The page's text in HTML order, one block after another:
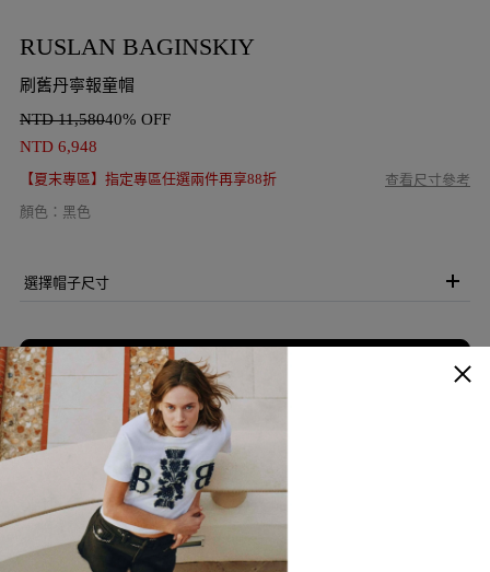
RUSLAN BAGINSKIY
刷舊丹寧報童帽
NTD 11,58040% OFF
NTD 6,948
【夏末專區】指定專區任選兩件再享88折
顏色 ： 黑色
查看尺寸參考
選擇帽子尺寸
加入購物袋
加入願望清單
商品描述